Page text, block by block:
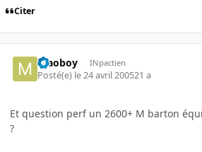
Citer
maoboy INpactien
Posté(e) le 24 avril 200521 a
Et question perf un 2600+ M barton
?